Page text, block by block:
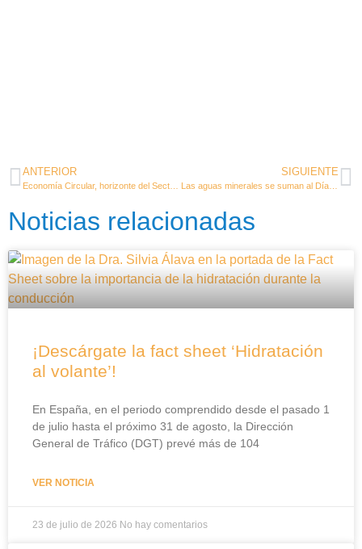
ANTERIOR
Economía Circular, horizonte del Sector de las Aguas Minerales
SIGUIENTE
Las aguas minerales se suman al Día Mundial del Agua 2019
Noticias relacionadas
¡Descárgate la fact sheet ‘Hidratación
al volante’!
En España, en el periodo comprendido desde el pasado 1
de julio hasta el próximo 31 de agosto, la Dirección
General de Tráfico (DGT) prevé más de 104
VER NOTICIA
23 de julio de 2026 No hay comentarios